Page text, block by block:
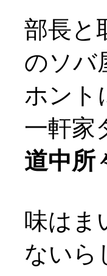
部長と
のソバ
ホント
一軒家
道中所
味はま
ないら